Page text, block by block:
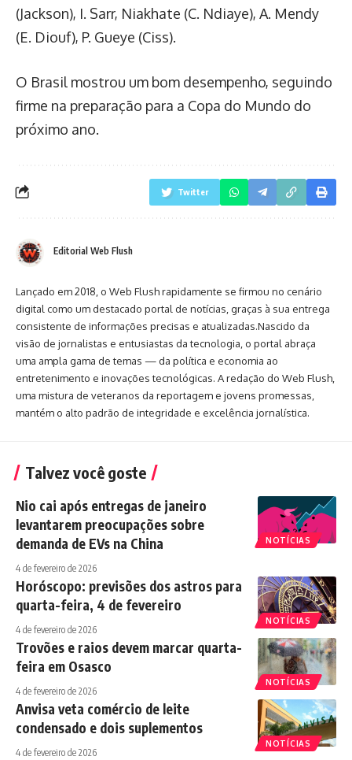
(Jackson), I. Sarr, Niakhate (C. Ndiaye), A. Mendy
(E. Diouf), P. Gueye (Ciss).
O Brasil mostrou um bom desempenho, seguindo
firme na preparação para a Copa do Mundo do
próximo ano.
Twitter
Editorial Web Flush
Lançado em 2018, o Web Flush rapidamente se firmou no cenário
digital como um destacado portal de notícias, graças à sua entrega
consistente de informações precisas e atualizadas.Nascido da
visão de jornalistas e entusiastas da tecnologia, o portal abraça
uma ampla gama de temas — da política e economia ao
entretenimento e inovações tecnológicas. A redação do Web Flush,
uma mistura de veteranos da reportagem e jovens promessas,
mantém o alto padrão de integridade e excelência jornalística.
Talvez você goste
NOTÍCIAS
Nio cai após entregas de janeiro
levantarem preocupações sobre
demanda de EVs na China
4 de fevereiro de 2026
NOTÍCIAS
Horóscopo: previsões dos astros para
quarta-feira, 4 de fevereiro
4 de fevereiro de 2026
NOTÍCIAS
Trovões e raios devem marcar quarta-
feira em Osasco
4 de fevereiro de 2026
NOTÍCIAS
Anvisa veta comércio de leite
condensado e dois suplementos
4 de fevereiro de 2026